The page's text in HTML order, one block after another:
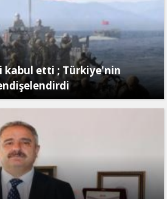
kabul etti ; Türkiye'nin